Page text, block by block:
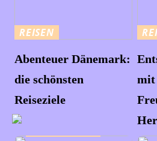
REISEN
Abenteuer Dänemark:
die schönsten
Reiseziele
mit